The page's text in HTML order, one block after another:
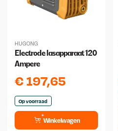
HUGONG
Electrode lasapparaat 120
Ampere
€197,65
Op voorraad
Winkelwagen